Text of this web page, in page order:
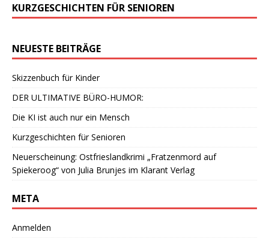
KURZGESCHICHTEN FÜR SENIOREN
NEUESTE BEITRÄGE
Skizzenbuch für Kinder
DER ULTIMATIVE BÜRO-HUMOR:
Die KI ist auch nur ein Mensch
Kurzgeschichten für Senioren
Neuerscheinung: Ostfrieslandkrimi „Fratzenmord auf
Spiekeroog“ von Julia Brunjes im Klarant Verlag
META
Anmelden